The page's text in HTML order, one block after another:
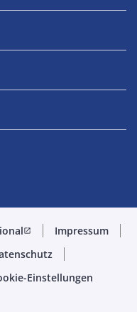
open_in_new
Impressum
Einstellungen